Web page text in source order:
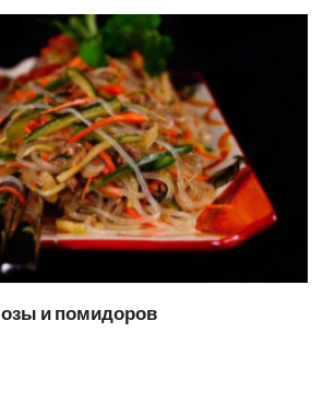
и помидоров